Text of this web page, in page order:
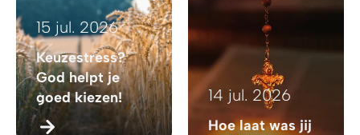
15 jul. 2026
Keuzestress?
God helpt je
goed kiezen!
14 jul. 2026
Hoe laat was jij